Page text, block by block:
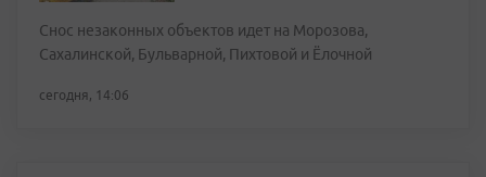
Снос незаконных объектов идет на Морозова,
Сахалинской, Бульварной, Пихтовой и Ёлочной
сегодня, 14:06